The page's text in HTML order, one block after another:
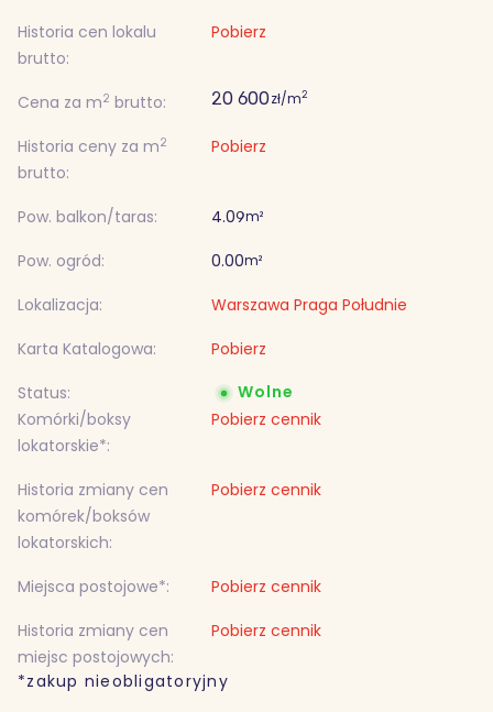
Historia cen lokalu
brutto:
Pobierz
Cena za m2 brutto: 20 600zł/m2
Historia ceny za m2
brutto:
Pobierz
Pow. balkon/taras: 4.09m²
Pow. ogród: 0.00m²
Lokalizacja:
Warszawa Praga Południe
Karta Katalogowa:
Pobierz
Status:
Wolne
Komórki/boksy
lokatorskie*:
Pobierz cennik
Historia zmiany cen
komórek/boksów
lokatorskich:
Pobierz cennik
Miejsca postojowe*:
Pobierz cennik
Historia zmiany cen
miejsc postojowych:
Pobierz cennik
*zakup nieobligatoryjny